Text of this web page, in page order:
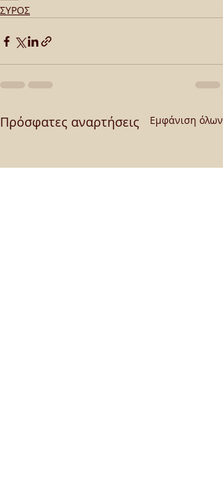
ΣΥΡΟΣ
Πρόσφατες αναρτήσεις Εμφάνιση όλων